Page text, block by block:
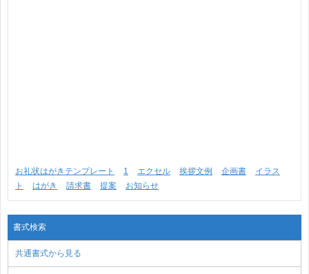
お礼状はがきテンプレート 1 エクセル 挨拶文例 企画書
イラス
ト
はがき 請求書 提案 お知らせ
書式検索
共通書式から見る